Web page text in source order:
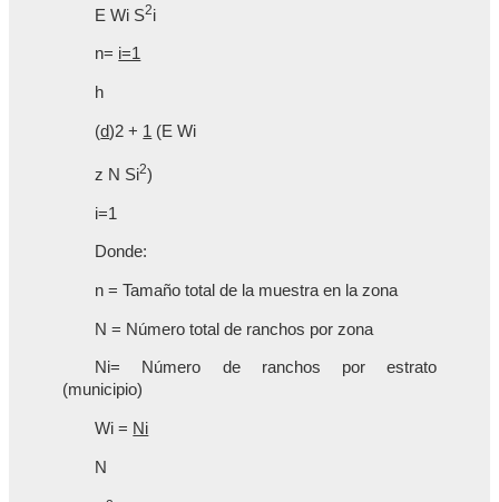
E Wi S2i
n= i=1
h
(d)2 + 1 (E Wi
z N Si2)
i=1
Donde:
n = Tamaño total de la muestra en la zona
N = Número total de ranchos por zona
Ni= Número de ranchos por estrato
(municipio)
Wi = Ni
N